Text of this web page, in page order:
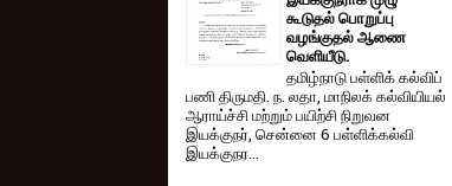
கூடுதல் பொறுப்பு
வழங்குதல் ஆணை
வெளியீடு.
தமிழ்நாடு பள்ளிக் கல்விப்
பணி திருமதி. ந. லதா, மாநிலக் கல்வியியல்
ஆராய்ச்சி மற்றும் பயிற்சி நிறுவன
இயக்குநர், சென்னை 6 பள்ளிக்கல்வி
இயக்குநர...